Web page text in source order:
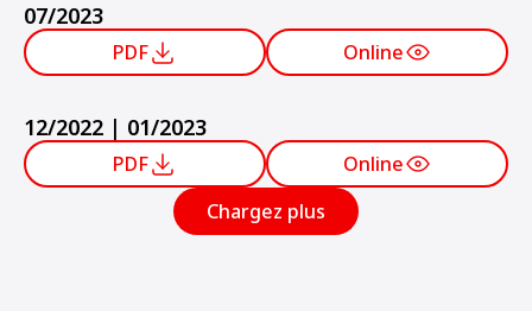
07/2023
PDF Online
12/2022 | 01/2023
PDF
Online
Chargez plus